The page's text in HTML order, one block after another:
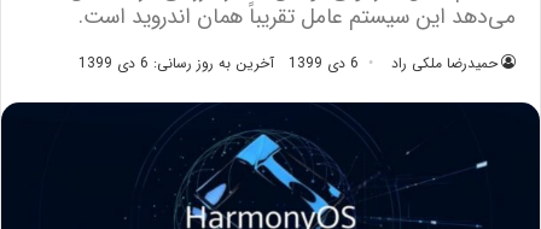
می‌دهد این سیستم عامل تقریباً همان اندروید است.
حمیدرضا ملکی راد 6 دی 1399 آخرین به روز رسانی: 6 دی 1399